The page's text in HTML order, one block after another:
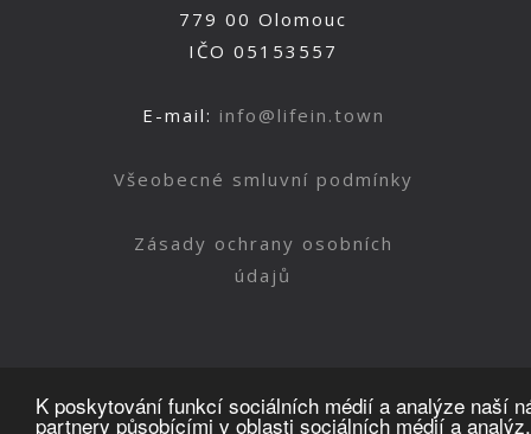
K poskytování funkcí sociálních médií a analýze naší
partnery působícími v oblasti sociálních médií a analýz.
779 00 Olomouc
IČO 05153557
E-mail: info@lifein.town
Všeobecné smluvní podmínky
Zásady ochrany osobních
údajů